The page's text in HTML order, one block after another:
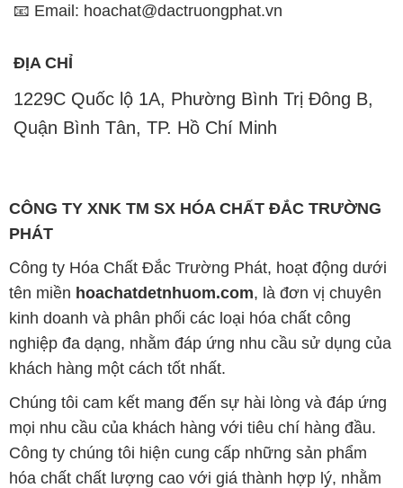
📧 Email: hoachat@dactruongphat.vn
ĐỊA CHỈ
1229C Quốc lộ 1A, Phường Bình Trị Đông B,
Quận Bình Tân, TP. Hồ Chí Minh
CÔNG TY XNK TM SX HÓA CHẤT ĐẮC TRƯỜNG
PHÁT
Công ty Hóa Chất Đắc Trường Phát, hoạt động dưới
tên miền hoachatdetnhuom.com, là đơn vị chuyên
kinh doanh và phân phối các loại hóa chất công
nghiệp đa dạng, nhằm đáp ứng nhu cầu sử dụng của
khách hàng một cách tốt nhất.
Chúng tôi cam kết mang đến sự hài lòng và đáp ứng
mọi nhu cầu của khách hàng với tiêu chí hàng đầu.
Công ty chúng tôi hiện cung cấp những sản phẩm
hóa chất chất lượng cao với giá thành hợp lý, nhằm